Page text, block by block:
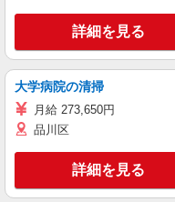
詳細を見る
大学病院の清掃
月給 273,650円
品川区
詳細を見る